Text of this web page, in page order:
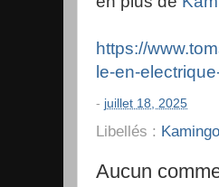
https://
le-en-
- juillet 18, 2025
Libellés : Kamingo
Aucun